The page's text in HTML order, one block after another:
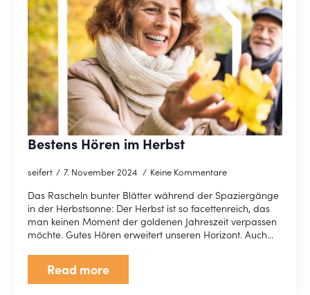
Bestens Hören im Herbst
seifert 7. November 2024 Keine Kommentare
Das Rascheln bunter Blätter während der Spaziergänge
in der Herbstsonne: Der Herbst ist so facettenreich, das
man keinen Moment der goldenen Jahreszeit verpassen
möchte. Gutes Hören erweitert unseren Horizont. Auch…
Read more